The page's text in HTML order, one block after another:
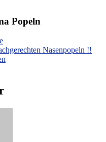
Popeln
Nasenpopeln !!